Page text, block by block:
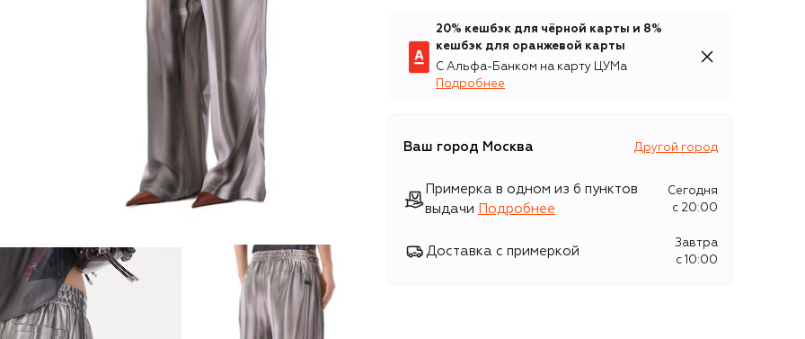
20% кешбэк для чёрной карты и 8%
кешбэк для оранжевой карты
С Альфа-Банком на карту ЦУМа
Подробнее
Ваш город Москва Другой город
Примерка в одном из 6 пунктов
выдачи
Подробнее
Сегодня
c 20:00
Доставка с примеркой
Завтра
c 10:00